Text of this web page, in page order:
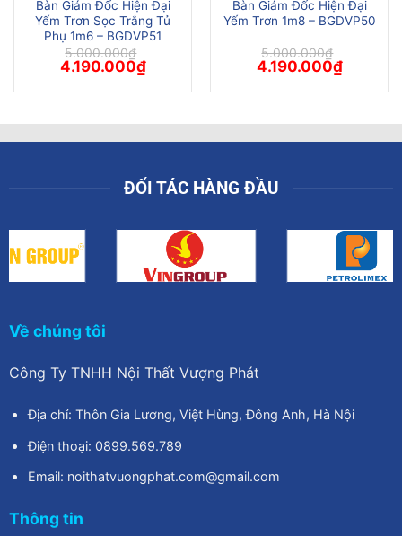
Bàn Giám Đốc Hiện Đại
Yếm Trơn Sọc Trắng Tủ
Phụ 1m6 – BGDVP51
5.000.000₫
Giá
gốc
là:
4.190.000₫Giá
hiện
tại
Bàn Giám Đốc Hiện Đại
Yếm Trơn 1m8 – BGDVP50
5.000.000₫
Giá
gốc
là:
4.190.000₫Giá
hiện
tại
ĐỐI TÁC HÀNG ĐẦU
Về chúng tôi
Công Ty TNHH Nội Thất Vượng Phát
Địa chỉ: Thôn Gia Lương, Việt Hùng, Đông Anh, Hà Nội
Điện thoại: 0899.569.789
Email: noithatvuongphat.com@gmail.com
Thông tin